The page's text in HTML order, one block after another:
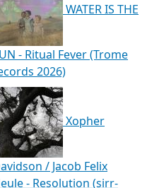
WATER IS THE
- Ritual Fever (Trome
2026)
Xopher
/ Jacob Felix
- Resolution (sirr-